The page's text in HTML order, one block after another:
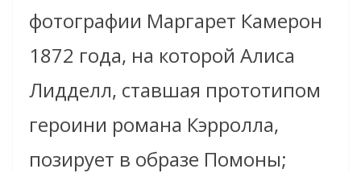
фотографии Маргарет Камерон
1872 года, на которой Алиса
Лидделл, ставшая прототипом
героини романа Кэрролла,
позирует в образе Помоны;